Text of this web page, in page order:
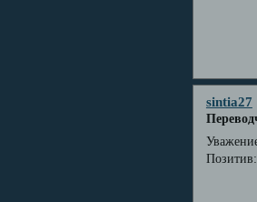
sintia27
Позитив: